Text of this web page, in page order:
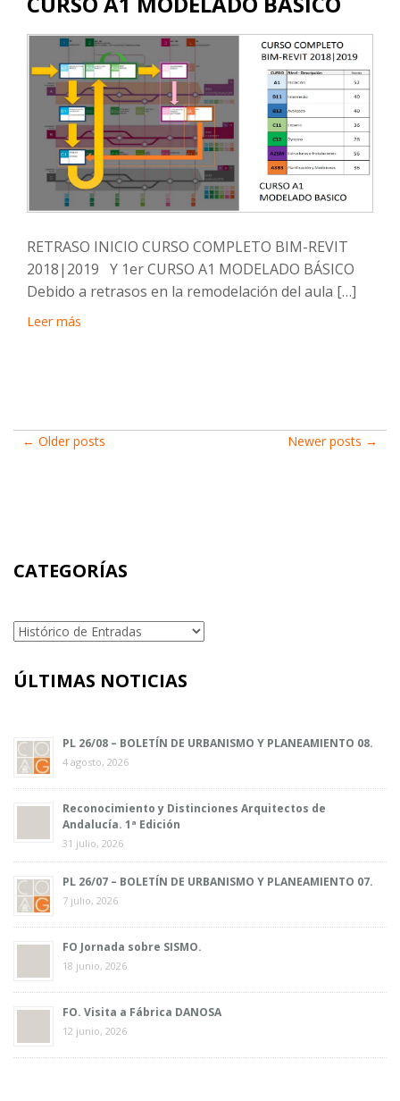
RETRASO INICIO CURSO COMPLETO BIM-REVIT
2018|2019 Y 1er CURSO A1 MODELADO BÁSICO
Debido a retrasos en la remodelación del aula […]
Leer más
Post
← Older posts Newer posts →
CATEGORÍAS
Categorías
ÚLTIMAS NOTICIAS
PL 26/08 – BOLETÍN DE URBANISMO Y PLANEAMIENTO 08.
4 agosto, 2026
Reconocimiento y Distinciones Arquitectos de
Andalucía. 1ª Edición
31 julio, 2026
PL 26/07 – BOLETÍN DE URBANISMO Y PLANEAMIENTO 07.
7 julio, 2026
FO Jornada sobre SISMO.
18 junio, 2026
FO. Visita a Fábrica DANOSA
12 junio, 2026